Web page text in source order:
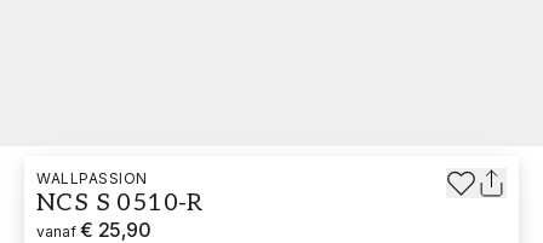
WALLPASSION
NCS S 0510-R
vanaf € 25,90